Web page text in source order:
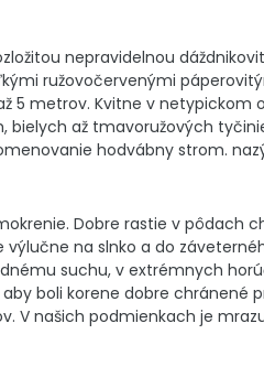
nepravidelnou
ružovočervenými
5 metrov. Kvitne v netypickom
až tmavoružových
hodvábny strom.
Dobre rastie v pôdach
na slnko a do
suchu, v extrémnych
boli korene dobre chránené
V našich podmienkach je